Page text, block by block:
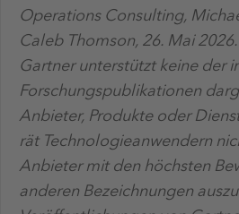
Operations Consulting,
Caleb Thomson, 26. Mai 2026.
Gartner unterstützt keine der
Forschungspublikationen
Anbieter, Produkte oder
rät Technologieanwendern
Anbieter mit den höchsten
anderen Bezeichnungen